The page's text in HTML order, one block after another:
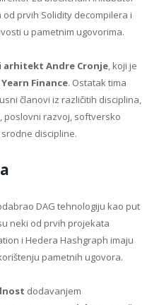
prvih Solidity decompilera i
u pametnim ugovorima.
arhitekt Andre Cronje, koji je
Yearn Finance. Ostatak tima
članovi iz različitih disciplina,
poslovni razvoj, softversko
discipline.
DAG tehnologiju kao put
neki od prvih projekata
i Hedera Hashgraph imaju
pametnih ugovora.
dodavanjem